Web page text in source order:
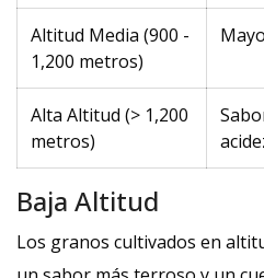
Altitud Media (900 -
1,200 metros)
Alta Altitud (> 1,200
metros)
Baja Altitud
Los granos cultivados en